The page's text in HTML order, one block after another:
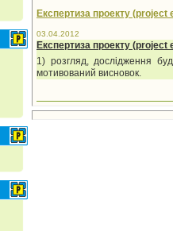
Експертиза проекту (project
03.04.2012
Експертиза проекту (project
1) розгляд, дослідження
мотивований висновок.